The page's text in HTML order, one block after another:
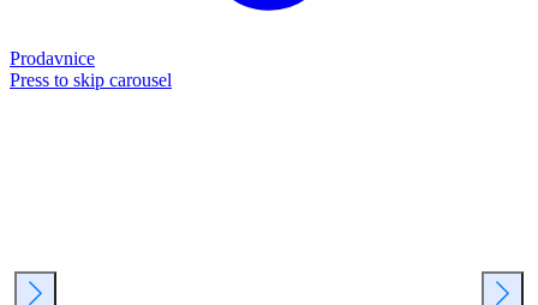
Prodavnice
Press to skip carousel